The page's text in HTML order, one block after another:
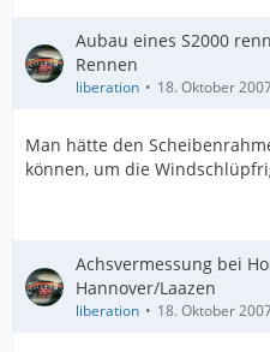
Aubau eines S2000
Rennen
liberation 18. Oktober
Man hätte den
können, um die
Achsvermessung bei
Hannover/Laazen
liberation 18. Oktober